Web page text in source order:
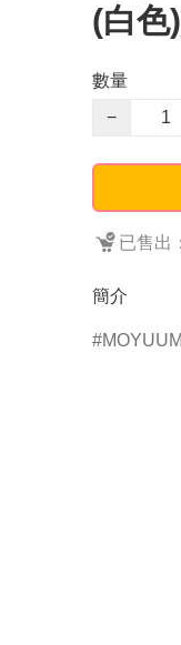
(白色
數量
−
已售出
簡介
MOYUUM